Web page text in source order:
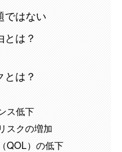
ではない
は？
は？
ス低下
スクの増加
QOL）の低下